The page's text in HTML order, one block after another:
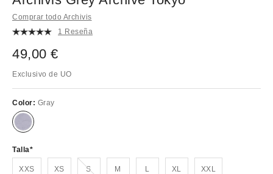
Comprar todo Archivis
1 Reseña
49,00 €
Exclusivo de UO
Color: Gray
Talla
XXS XS S¡Agotado!
M L XL XXL